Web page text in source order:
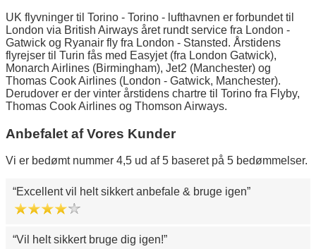
UK flyvninger til Torino - Torino - lufthavnen er forbundet til
London via British Airways året rundt service fra London -
Gatwick og Ryanair fly fra London - Stansted. Årstidens
flyrejser til Turin fås med Easyjet (fra London Gatwick),
Monarch Airlines (Birmingham), Jet2 (Manchester) og
Thomas Cook Airlines (London - Gatwick, Manchester).
Derudover er der vinter årstidens chartre til Torino fra Flyby,
Thomas Cook Airlines og Thomson Airways.
Anbefalet af Vores Kunder
Vi er bedømt nummer 4,5 ud af 5 baseret på 5 bedømmelser.
Excellent vil helt sikkert anbefale & bruge igen
Vil helt sikkert bruge dig igen!